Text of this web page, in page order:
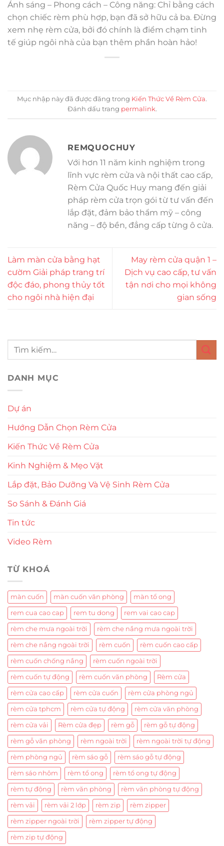
Ánh sáng – Phong cách – Công năng: Chỉ bằng cách
chọn chiếc rèm phù hợp, bạn đã sở hữu cả ba. Đừng
xem nhẹ rèm cửa, bởi đó chính là điểm chạm tinh
tế giúp ngôi nhà của bạn thêm phần hoàn hảo!
Mục nhập này đã được đăng trong Kiến Thức Về Rèm Cửa.
Đánh dấu trang permalink.
REMQUOCHUY
Với hơn 11 năm kinh nghiệm trong
lĩnh vực rèm cửa và nội thất cao cấp,
Rèm Cửa Quốc Huy mang đến giải
pháp rèm cửa trọn gói từ tư vấn đến
lắp đặt, đảm bảo thẩm mỹ – công
năng – độ bền, đẳng cấp từng ô cửa.
Làm màn cửa bằng hạt
cườm Giải pháp trang trí
độc đáo, phong thủy tốt
cho ngôi nhà hiện đại
May rèm cửa quận 1 –
Dịch vụ cao cấp, tư vấn
tận nơi cho mọi không
gian sống
DANH MỤC
Dự án
Hướng Dẫn Chọn Rèm Cửa
Kiến Thức Về Rèm Cửa
Kinh Nghiệm & Mẹo Vặt
Lắp đặt, Bảo Dưỡng Và Vệ Sinh Rèm Cửa
So Sánh & Đánh Giá
Tin tức
Video Rèm
TỪ KHOÁ
màn cuốn màn cuốn văn phòng màn tổ ong
rem cua cao cap rem tu dong rem vai cao cap
rèm che mưa ngoài trời rèm che nắng mưa ngoài trời
rèm che nắng ngoài trời rèm cuốn rèm cuốn cao cấp
rèm cuốn chống nắng rèm cuốn ngoài trời
rèm cuốn tự động rèm cuốn văn phòng Rèm cửa
rèm cửa cao cấp rèm cửa cuốn rèm cửa phòng ngủ
rèm cửa tphcm rèm cửa tự động rèm cửa văn phòng
rèm cửa vải Rèm cửa đẹp rèm gỗ rèm gỗ tự động
rèm gỗ văn phòng rèm ngoài trời rèm ngoài trời tự động
rèm phòng ngủ rèm sáo gỗ rèm sáo gỗ tự động
rèm sáo nhôm rèm tổ ong rèm tổ ong tự động
rèm tự động rèm văn phòng rèm văn phòng tự động
rèm vải rèm vải 2 lớp rèm zip rèm zipper
rèm zipper ngoài trời rèm zipper tự động
rèm zip tự động